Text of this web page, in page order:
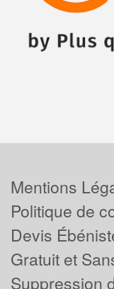
Mentions
Politique de
Devis
Gratuit et
Suppression